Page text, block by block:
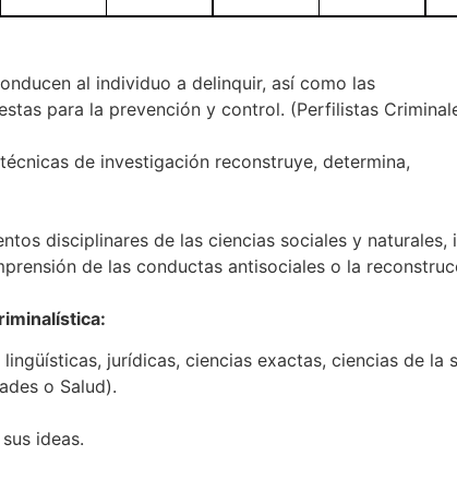
al individuo a delinquir, así como las
para la prevención y control. (Perfilistas
de investigación reconstruye, determina,
disciplinares de las ciencias sociales y naturales,
de las conductas antisociales o la
jurídicas, ciencias exactas, ciencias de la
o Salud).
ideas.